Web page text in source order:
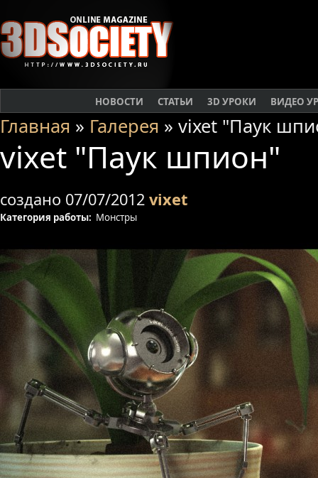
НОВОСТИ СТАТЬИ 3D УРОКИ ВИДЕО
Главная » Галерея » vixet "Паук
vixet "Паук шпион"
создано 07/07/2012 vixet
Категория работы: Монстры